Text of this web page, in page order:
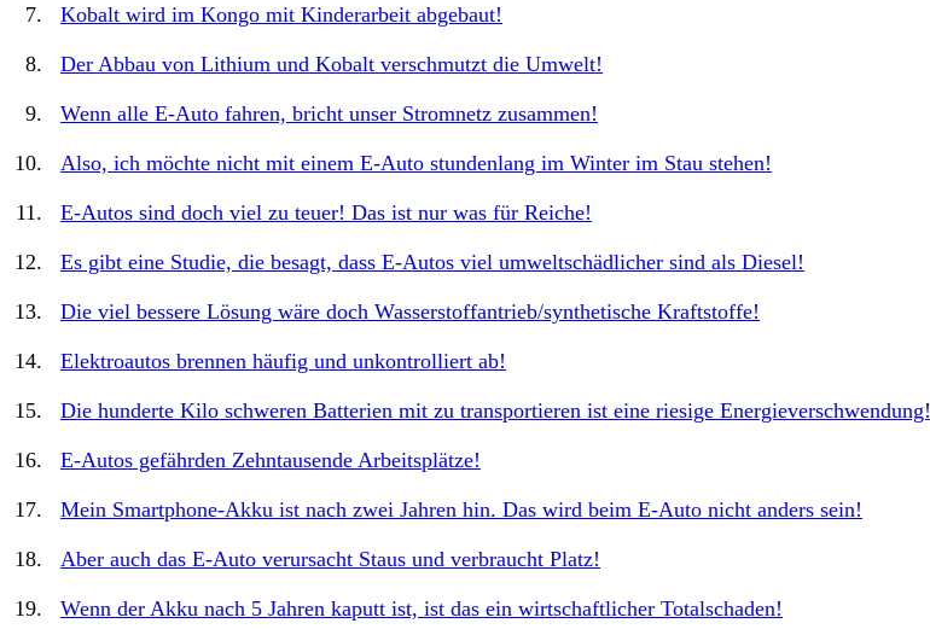
Kobalt wird im Kongo mit Kinderarbeit abgebaut!
Der Abbau von Lithium und Kobalt verschmutzt die Umwelt!
Wenn alle E-Auto fahren, bricht unser Stromnetz zusammen!
Also, ich möchte nicht mit einem E-Auto stundenlang im Winter im Stau stehen!
E-Autos sind doch viel zu teuer! Das ist nur was für Reiche!
Es gibt eine Studie, die besagt, dass E-Autos viel umweltschädlicher sind als Diesel!
Die viel bessere Lösung wäre doch Wasserstoffantrieb/synthetische Kraftstoffe!
Elektroautos brennen häufig und unkontrolliert ab!
Die hunderte Kilo schweren Batterien mit zu transportieren ist eine riesige Energieverschwendung!
E-Autos gefährden Zehntausende Arbeitsplätze!
Mein Smartphone-Akku ist nach zwei Jahren hin. Das wird beim E-Auto nicht anders sein!
Aber auch das E-Auto verursacht Staus und verbraucht Platz!
Wenn der Akku nach 5 Jahren kaputt ist, ist das ein wirtschaftlicher Totalschaden!